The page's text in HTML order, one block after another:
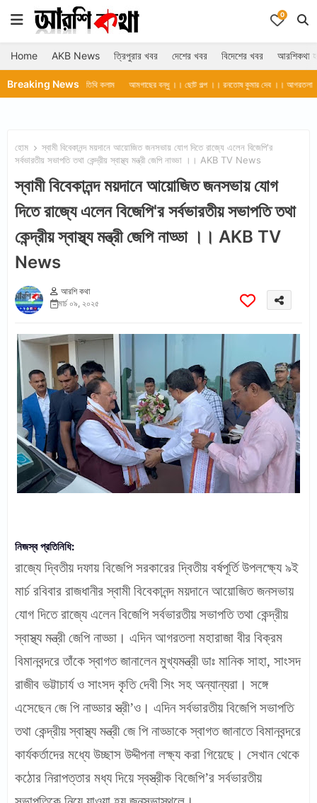
0
Home AKB News ত্রিপুরার খবর দেশের খবর বিদেশের খবর আরশিকথা
Breaking News
অতিথি কলাম আমগাছের বন্ধু ।। ছোট গল্প ।। রনতোষ কুমার দেব ।। আগরতলা ।। আরশিকথা অতিথি
হোম
স্বামী বিবেকানন্দ ময়দানে আয়োজিত জনসভায় যোগ দিতে রাজ্যে এলেন বিজেপি'র
সর্বভারতীয় সভাপতি তথা কেন্দ্রীয় স্বাস্থ্য মন্ত্রী জেপি নাড্ডা ।। AKB TV News
স্বামী বিবেকানন্দ ময়দানে আয়োজিত জনসভায় যোগ
দিতে রাজ্যে এলেন বিজেপি'র সর্বভারতীয় সভাপতি তথা
কেন্দ্রীয় স্বাস্থ্য মন্ত্রী জেপি নাড্ডা ।। AKB TV
News
আরশি কথা
মার্চ ০৯, ২০২৫
নিজস্ব প্রতিনিধি:
রাজ্যে দ্বিতীয় দফায় বিজেপি সরকারের দ্বিতীয় বর্ষপূর্তি উপলক্ষ্যে ৯ই
মার্চ রবিবার রাজধানীর স্বামী বিবেকানন্দ ময়দানে আয়োজিত জনসভায়
যোগ দিতে রাজ্যে এলেন বিজেপি সর্বভারতীয় সভাপতি তথা কেন্দ্রীয়
স্বাস্থ্য মন্ত্রী জেপি নাড্ডা। এদিন আগরতলা মহারাজা বীর বিক্রম
বিমানবন্দরে তাঁকে স্বাগত জানালেন মুখ্যমন্ত্রী ডাঃ মানিক সাহা, সাংসদ
রাজীব ভট্টাচার্য ও সাংসদ কৃতি দেবী সিং সহ অন্যান্যরা। সঙ্গে
এসেছেন জে পি নাড্ডার স্ত্রী’ও। এদিন সর্বভারতীয় বিজেপি সভাপতি
তথা কেন্দ্রীয় স্বাস্থ্য মন্ত্রী জে পি নাড্ডাকে স্বাগত জানাতে বিমানবন্দরে
কার্যকর্তাদের মধ্যে উচ্ছাস উদ্দীপনা লক্ষ্য করা গিয়েছে। সেখান থেকে
কঠোর নিরাপত্তার মধ্য দিয়ে স্বস্ত্রীক বিজেপি’র সর্বভারতীয়